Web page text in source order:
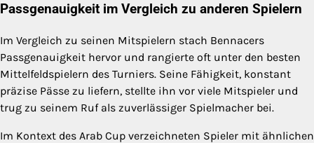
Passgenauigkeit im Vergleich zu anderen Spielern
Im Vergleich zu seinen Mitspielern stach Bennacers
Passgenauigkeit hervor und rangierte oft unter den besten
Mittelfeldspielern des Turniers. Seine Fähigkeit, konstant
präzise Pässe zu liefern, stellte ihn vor viele Mitspieler und
trug zu seinem Ruf als zuverlässiger Spielmacher bei.
Im Kontext des Arab Cup verzeichneten Spieler mit ähnlichen